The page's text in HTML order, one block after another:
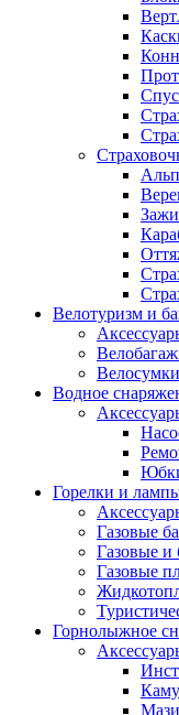
Велотуризм и
Велосумки
Водное
Горелки и
Газовые
Газовые и
Газовые
Горнолыжное
Мази